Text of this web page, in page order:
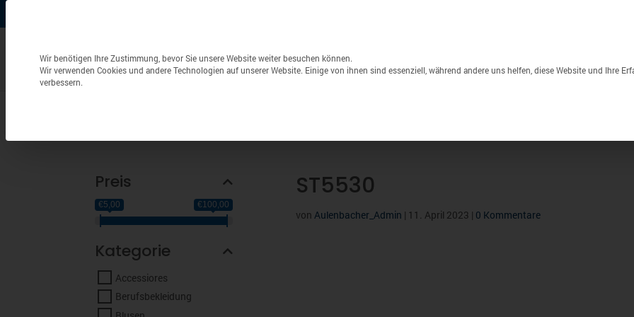
search
ST5530
von Aulenbacher_Admin | 11. April 2023 | 0 Kommentare
Preis
€5,00 €100,00
Kategorie
Accessiores
Berufsbekleidung
Datenschutzeinstellungen
Wir benötigen Ihre Zustimmung, bevor Sie unsere Website weiter besuchen können.
Wir verwenden Cookies und andere Technologien auf unserer Website. Einige von ihnen sind essenziell, während andere uns helfen, diese Website und Ihre
verbessern.